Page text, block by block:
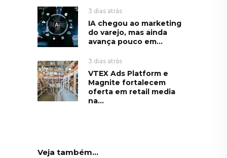
3 dias atrás
IA chegou ao marketing
do varejo, mas ainda
avança pouco em...
3 dias atrás
VTEX Ads Platform e
Magnite fortalecem
oferta em retail media
na...
Veja também...